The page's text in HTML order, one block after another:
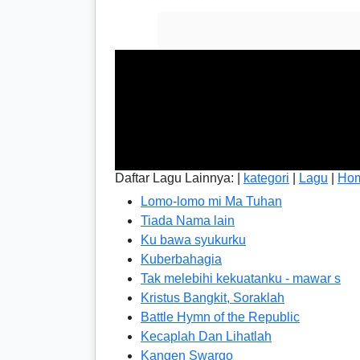
Daftar Lagu Lainnya: | kategori Lagu
Lomo-lomo mi Ma Tuhan
Tiada Nama lain
Ku bawa syukurku
Kuberbahagia
Tak melebihi kekuatanku - mawar s
Kristus Bangkit, Soraklah
Battle Hymn of the Republic
Kecaplah Dan Lihatlah
Kangen Swargo